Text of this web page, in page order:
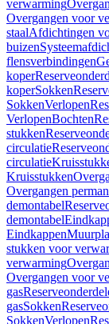
verwarming
Overgangen voor
staalAfdichtingen
buizen
flensverbindingen
koper
koperSokken
SokkenVerlopen
VerlopenBochten
stukken
circulatie
circulatie
Kruisstukken
Overgangen
demontabel
demontabel
Eindkappen
stukken voor
verwarming
Overgangen voor
gas
gasSokken
SokkenVerlopen